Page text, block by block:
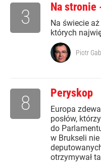
Na stronie
Na świecie
których
3
Piotr
Peryskop
Europa
posłów,
do
w Brukseli
otrzymywał
8